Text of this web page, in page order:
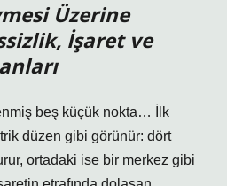
Üzerine
İşaret ve
beş küçük nokta… İlk
düzen gibi görünür: dört
ortadaki ise bir merkez gibi